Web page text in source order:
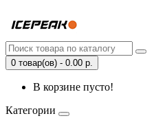
0 товар(ов) - 0.00 р.
В корзине пусто!
Категории